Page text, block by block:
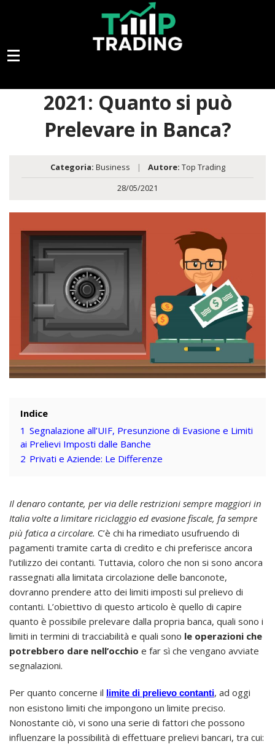
2021: Quanto si può
Prelevare in Banca?
Categoria: Business | Autore: Top Trading
28/05/2021
Indice
1 Segnalazione all’UIF, Presunzione di Evasione e Limiti
ai Prelievi Imposti dalle Banche
2 Privati e Aziende: Le Differenze
Il denaro contante, per via delle restrizioni sempre maggiori in
Italia volte a limitare riciclaggio ed evasione fiscale, fa sempre
più fatica a circolare. C’è chi ha rimediato usufruendo di
pagamenti tramite carta di credito e chi preferisce ancora
l’utilizzo dei contanti. Tuttavia, coloro che non si sono ancora
rassegnati alla limitata circolazione delle banconote,
dovranno prendere atto dei limiti imposti sul prelievo di
contanti. L’obiettivo di questo articolo è quello di capire
quanto è possibile prelevare dalla propria banca, quali sono i
limiti in termini di tracciabilità e quali sono le operazioni che
potrebbero dare nell’occhio e far sì che vengano avviate
segnalazioni.
Per quanto concerne il limite di prelievo contanti, ad oggi
non esistono limiti che impongono un limite preciso.
Nonostante ciò, vi sono una serie di fattori che possono
influenzare la possibilità di effettuare prelievi bancari, tra cui: